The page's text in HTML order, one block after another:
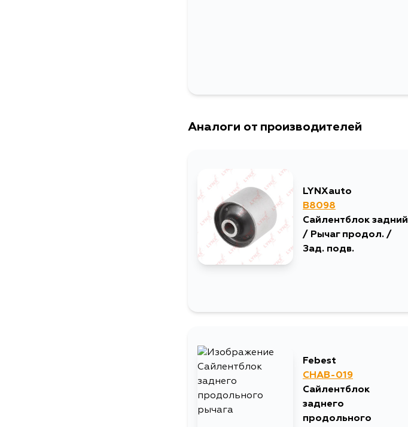
Аналоги от производителей
LYNXauto
B8098
Сайлентблок задний
/ Рычаг продол. /
Зад. подв.
Febest
CHAB-019
Сайлентблок
заднего
продольного